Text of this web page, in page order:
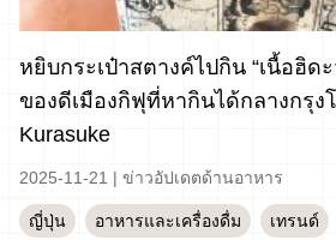
หยิบกระเป๋าสตางค์ไปกิน “เนื้อฮิด
ของดีเมืองกิฟุที่หากินได้กลางกรุง
Kurasuke
2025-11-21 | ข่าวอัปเดตด้านอาหาร
ญี่ปุ่น อาหารและเครื่องดื่ม เทรนด์